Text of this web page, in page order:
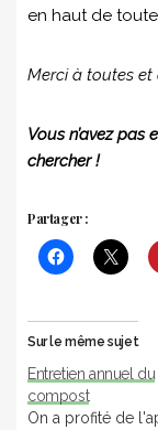
en haut de
Merci à toutes
Vous n’avez pas
chercher !
Partager :
Sur le même sujet
Entretien annuel du
compost
On a profité de